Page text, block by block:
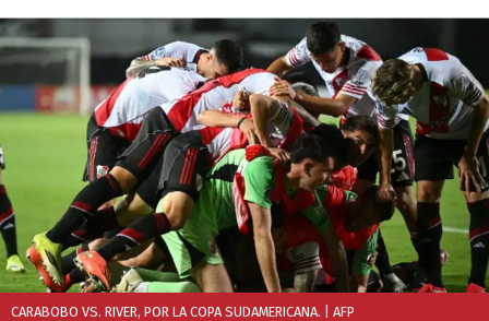
CARABOBO VS. RIVER, POR LA COPA SUDAMERICANA. | AFP